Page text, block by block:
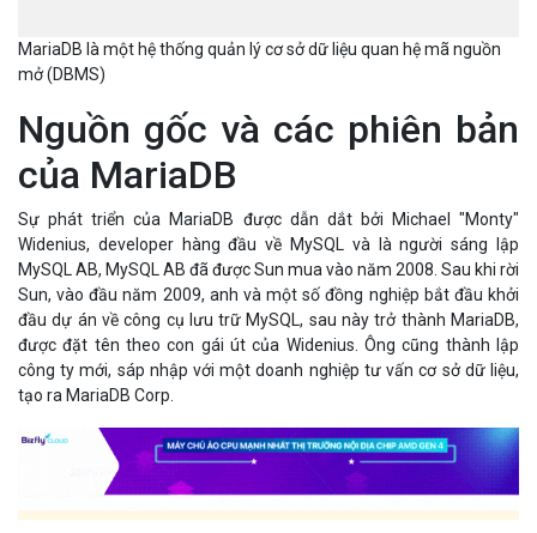
MariaDB là một hệ thống quản lý cơ sở dữ liệu quan hệ mã nguồn
mở (DBMS)
Nguồn gốc và các phiên bản
của MariaDB
Sự phát triển của MariaDB được dẫn dắt bởi Michael "Monty"
Widenius, developer hàng đầu về MySQL và là người sáng lập
MySQL AB, MySQL AB đã được Sun mua vào năm 2008. Sau khi rời
Sun, vào đầu năm 2009, anh và một số đồng nghiệp bắt đầu khởi
đầu dự án về công cụ lưu trữ MySQL, sau này trở thành MariaDB,
được đặt tên theo con gái út của Widenius. Ông cũng thành lập
công ty mới, sáp nhập với một doanh nghiệp tư vấn cơ sở dữ liệu,
tạo ra MariaDB Corp.